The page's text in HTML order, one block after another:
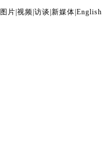
图片 视频 访谈 新媒体 English